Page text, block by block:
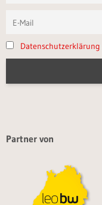
Datenschutzerklärung
Partner von